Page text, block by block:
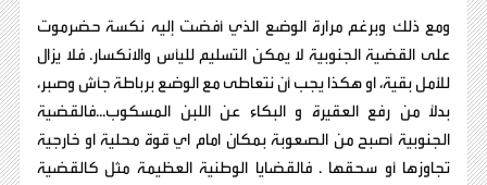
ومع ذلك وبرغم مرارة الوضع الذي أفضت إليه نكسة حضرموت
على القضية الجنوبية لا يمكن التسليم لليأس والانكسار. فلا يزال
للأمل بقية، او هكذا يجب أن نتعاطى مع الوضع برباطة جأش وصبر،
بدلاً من رفع العقيرة و البكاء عن اللبن المسكوب...فالقضية
الجنوبية أصبح من الصعوبة بمكان امام اي قوة محلية او خارجية
تجاوزها أو سحقها . فالقضايا الوطنية العظيمة مثل كالقضية